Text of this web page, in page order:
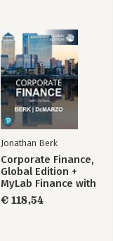
Jonathan Berk
Corporate Finance,
Global Edition +
MyLab Finance with
Pearson eText
(Package)
€ 118,54